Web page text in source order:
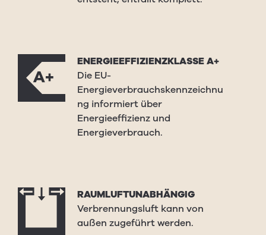
ENERGIEEFFIZIENZKLASSE A+
Die EU-
Energieverbrauchskennzeichnu
ng informiert über
Energieeffizienz und
Energieverbrauch.
RAUMLUFTUNABHÄNGIG
Verbrennungsluft kann von
außen zugeführt werden.